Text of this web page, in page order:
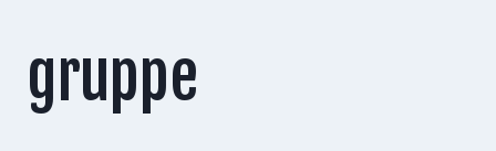
gruppe